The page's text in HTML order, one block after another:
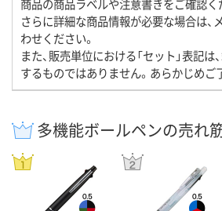
商品の商品ラベルや注意書きをご確認く
さらに詳細な商品情報が必要な場合は、
わせください。
また、販売単位における「セット」表記
するものではありません。あらかじめご
多機能ボールペンの売れ